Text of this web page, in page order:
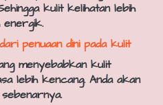
kulit kelihatan lebih
energik.
penuaan dini pada kulit
lebih kencang. Anda akan